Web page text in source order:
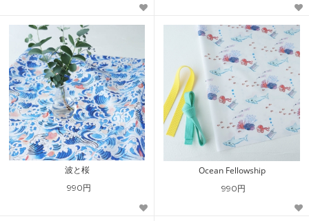
波と桜
990円
Ocean Fellowship
990円